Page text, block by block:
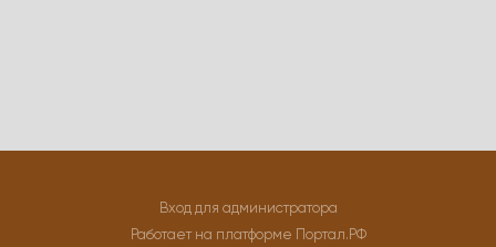
Вход для администратора
Работает на платформе Портал.РФ